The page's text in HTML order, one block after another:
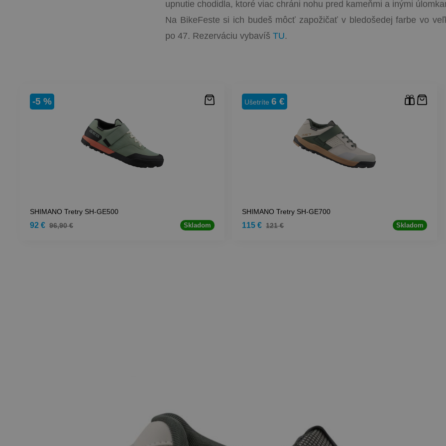
upnutie chodidla, ktoré viac chráni nohu pred kameňmi a inými
Na BikeFeste si ich budeš môcť zapožičať v bledošedej farbe vo
po 47. Rezerváciu vybavíš TU.
SHIMANO Tretry SH-GE500
-5 %
92 € 96,90 € Skladom
SHIMANO Tretry SH-GE700
Ušetríte6 €
115 € 121 € Skladom